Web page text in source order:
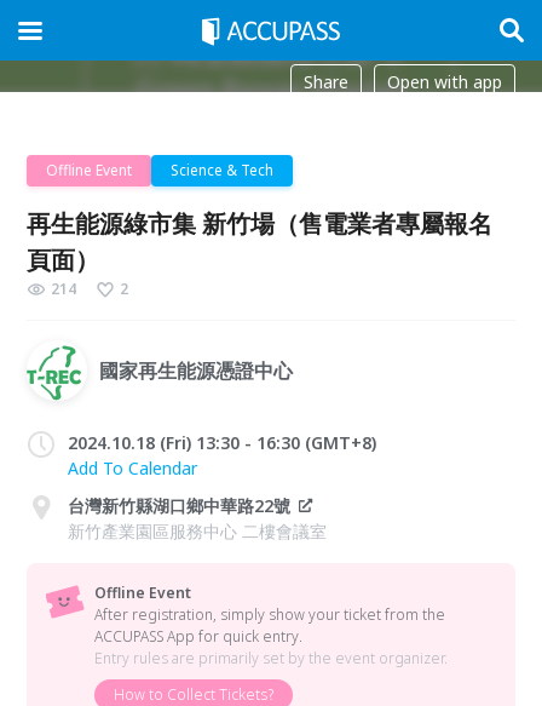
Share Open with app
Offline Event Science & Tech
再生能源綠市集 新竹場（售電業者專屬報名
頁面）
214 2
國家再生能源憑證中心
2024.10.18 (Fri) 13:30 - 16:30 (GMT+8)
Add To Calendar
台灣新竹縣湖口鄉中華路22號
新竹產業園區服務中心 二樓會議室
Offline Event
After registration, simply show your ticket from the
ACCUPASS App for quick entry.
Entry rules are primarily set by the event organizer.
How to Collect Tickets?